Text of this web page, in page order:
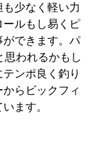
少なく軽い力
ルもし易くピ
できます。パ
思われるかもし
ンポ良く釣り
らビックフィ
ます。